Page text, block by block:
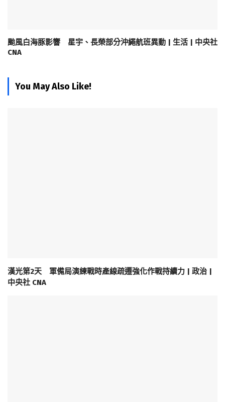
颱風白海豚影響 星宇、長榮部分沖繩航班異動 | 生活 | 中央社
CNA
You May Also Like!
漢光第2天 軍備局演練戰時產線疏遷強化作戰持續力 | 政治 |
中央社 CNA